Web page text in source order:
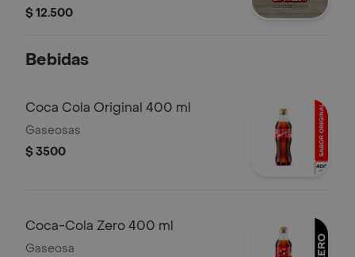
$ 12.500
Bebidas
Coca Cola Original 400 ml
Gaseosas
$ 3500
Coca-Cola Zero 400 ml
Gaseosa